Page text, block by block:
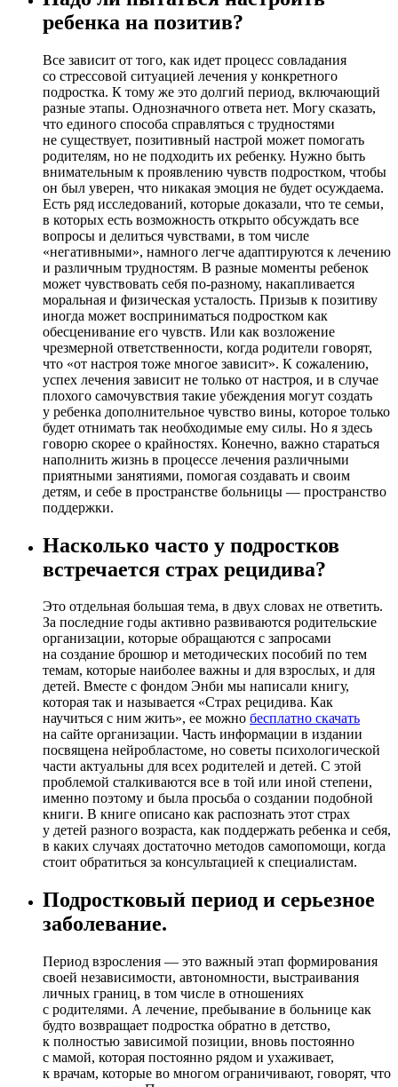
ребенка на позитив?
Все зависит от того, как идет процесс совладания
со стрессовой ситуацией лечения у конкретного
подростка. К тому же это долгий период, включающий
разные этапы. Однозначного ответа нет. Могу сказать,
что единого способа справляться с трудностями
не существует, позитивный настрой может помогать
родителям, но не подходить их ребенку. Нужно быть
внимательным к проявлению чувств подростком, чтобы
он был уверен, что никакая эмоция не будет осуждаема.
Есть ряд исследований, которые доказали, что те семьи,
в которых есть возможность открыто обсуждать все
вопросы и делиться чувствами, в том числе
«негативными», намного легче адаптируются к лечению
и различным трудностям. В разные моменты ребенок
может чувствовать себя по-разному, накапливается
моральная и физическая усталость. Призыв к позитиву
иногда может восприниматься подростком как
обесценивание его чувств. Или как возложение
чрезмерной ответственности, когда родители говорят,
что «от настроя тоже многое зависит». К сожалению,
успех лечения зависит не только от настроя, и в случае
плохого самочувствия такие убеждения могут создать
у ребенка дополнительное чувство вины, которое только
будет отнимать так необходимые ему силы. Но я здесь
говорю скорее о крайностях. Конечно, важно стараться
наполнить жизнь в процессе лечения различными
приятными занятиями, помогая создавать и своим
детям, и себе в пространстве больницы — пространство
поддержки.
Насколько часто у подростков
встречается страх рецидива?
Это отдельная большая тема, в двух словах не ответить.
За последние годы активно развиваются родительские
организации, которые обращаются с запросами
на создание брошюр и методических пособий по тем
темам, которые наиболее важны и для взрослых, и для
детей. Вместе с фондом Энби мы написали книгу,
которая так и называется «Страх рецидива. Как
научиться с ним жить», ее можно бесплатно скачать
на сайте организации. Часть информации в издании
посвящена нейробластоме, но советы психологической
части актуальны для всех родителей и детей. С этой
проблемой сталкиваются все в той или иной степени,
именно поэтому и была просьба о создании подобной
книги. В книге описано как распознать этот страх
у детей разного возраста, как поддержать ребенка и себя,
в каких случаях достаточно методов самопомощи, когда
стоит обратиться за консультацией к специалистам.
Подростковый период и серьезное
заболевание.
Период взросления — это важный этап формирования
своей независимости, автономности, выстраивания
личных границ, в том числе в отношениях
с родителями. А лечение, пребывание в больнице как
будто возвращает подростка обратно в детство,
к полностью зависимой позиции, вновь постоянно
с мамой, которая постоянно рядом и ухаживает,
к врачам, которые во многом ограничивают, говорят, что